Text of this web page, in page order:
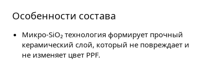
Особенности состава
Микро-SiO₂ технология формирует прочный
керамический слой, который не повреждает и
не изменяет цвет PPF.